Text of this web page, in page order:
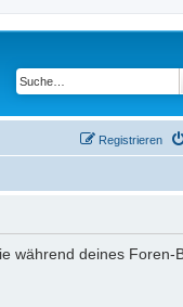
Registrieren
während deines Foren-